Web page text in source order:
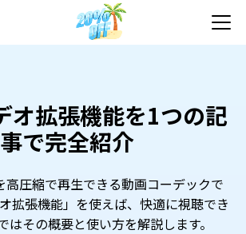
オ拡張機能を1つの記
事で完全紹介
高圧縮で再生できる動画コーデックで
拡張機能」を使えば、快適に視聴でき
はその概要と使い方を解説します。